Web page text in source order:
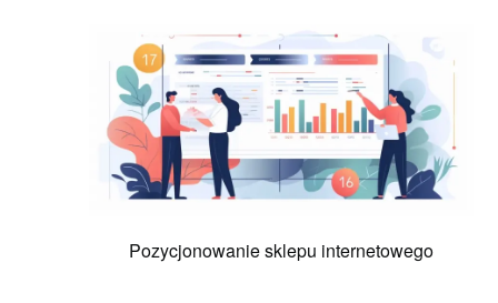
Pozycjonowanie sklepu internetowego